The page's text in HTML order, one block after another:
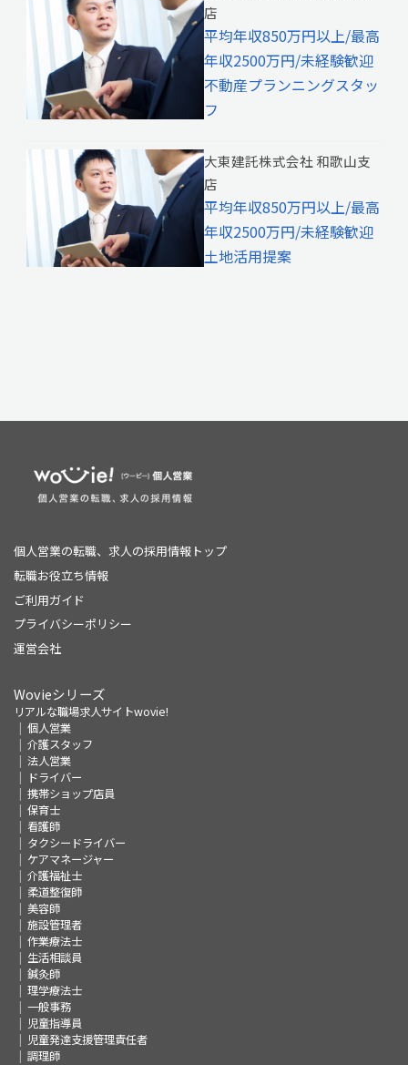
店
平均年収850万円以上/最高
年収2500万円/未経験歓迎
不動産プランニングスタッ
フ
大東建託株式会社 和歌山支
店
平均年収850万円以上/最高
年収2500万円/未経験歓迎
土地活用提案
個人営業の転職、求人の採用情報トップ
転職お役立ち情報
ご利用ガイド
プライバシーポリシー
運営会社
Wovieシリーズ
リアルな職場求人サイトwovie!
個人営業
介護スタッフ
法人営業
ドライバー
携帯ショップ店員
保育士
看護師
タクシードライバー
ケアマネージャー
介護福祉士
柔道整復師
美容師
施設管理者
作業療法士
生活相談員
鍼灸師
理学療法士
一般事務
児童指導員
児童発達支援管理責任者
調理師